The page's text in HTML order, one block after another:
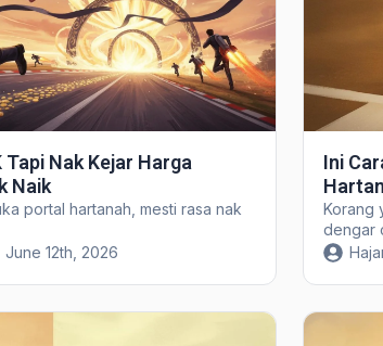
Tapi Nak Kejar Harga
Naik
portal hartanah, mesti rasa nak
June 12th, 2026
Ini
Korang
dengar